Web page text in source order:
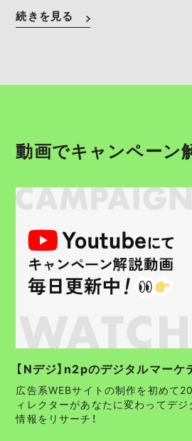
続きを見る
動画でキャンペーン
【Nデジ】n2pのデジタルマー
広告系WEBサイトの制作を初めて
ィレクターがあなたに変わってデ
情報をリサーチ！